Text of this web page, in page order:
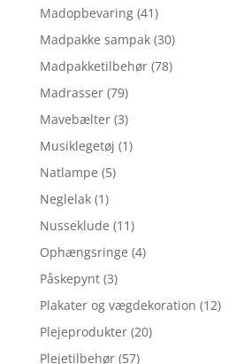
Madopbevaring (41)
Madpakke sampak (30)
Madpakketilbehør (78)
Madrasser (79)
Mavebælter (3)
Musiklegetøj (1)
Natlampe (5)
Neglelak (1)
Nusseklude (11)
Ophængsringe (4)
Påskepynt (3)
Plakater og vægdekoration (12)
Plejeprodukter (20)
Plejetilbehør (57)